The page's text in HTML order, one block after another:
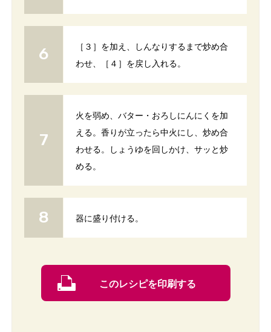
［３］を加え、しんなりするまで炒め合
わせ、［４］を戻し入れる。
火を弱め、バター・おろしにんにくを加
える。香りが立ったら中火にし、炒め合
わせる。しょうゆを回しかけ、サッと炒
める。
器に盛り付ける。
このレシピを印刷する